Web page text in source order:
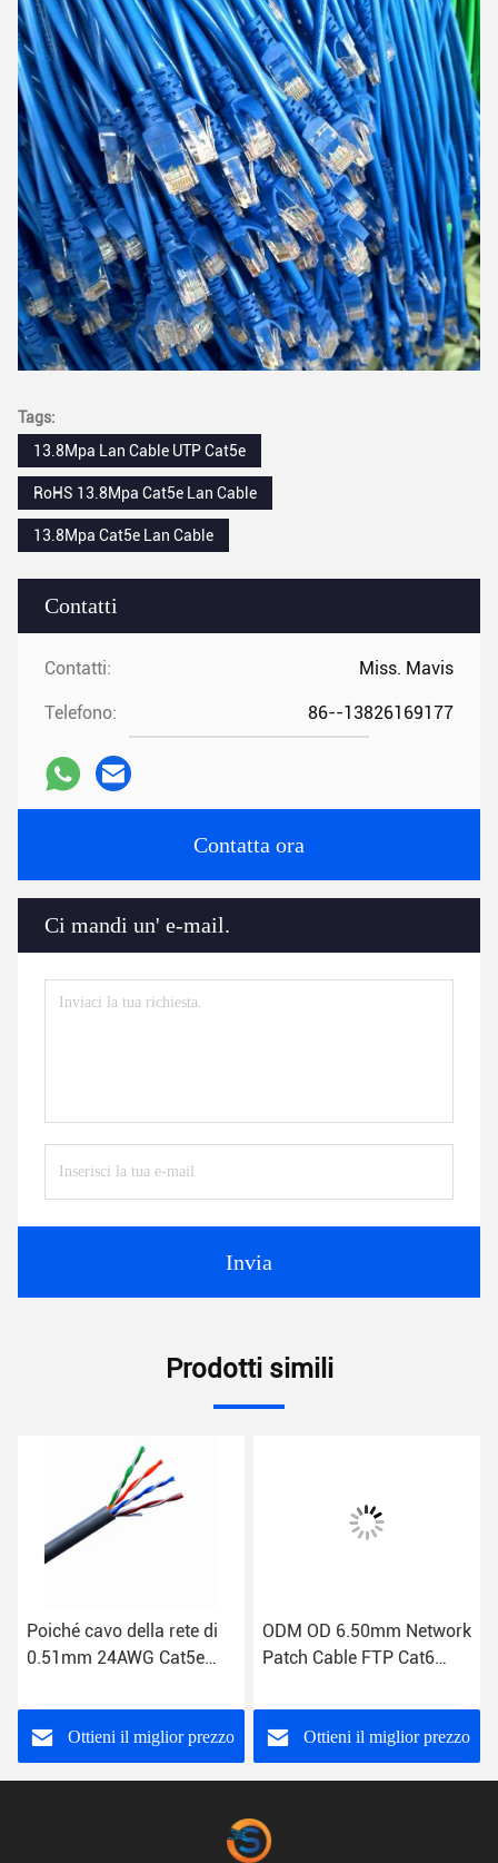
Contatti
Contatti: Miss. Mavis
Telefono: 86--13826169177
Contatta ora
Ci mandi un' e-mail.
Invia
Tags:
13.8Mpa Lan Cable UTP Cat5e
RoHS 13.8Mpa Cat5e Lan Cable
13.8Mpa Cat5e Lan Cable
Prodotti simili
Poiché cavo della rete di
0.51mm 24AWG Cat5e
Ottieni il miglior prezzo
ODM OD 6.50mm Network
Patch Cable FTP Cat6
Ottieni il miglior prezzo